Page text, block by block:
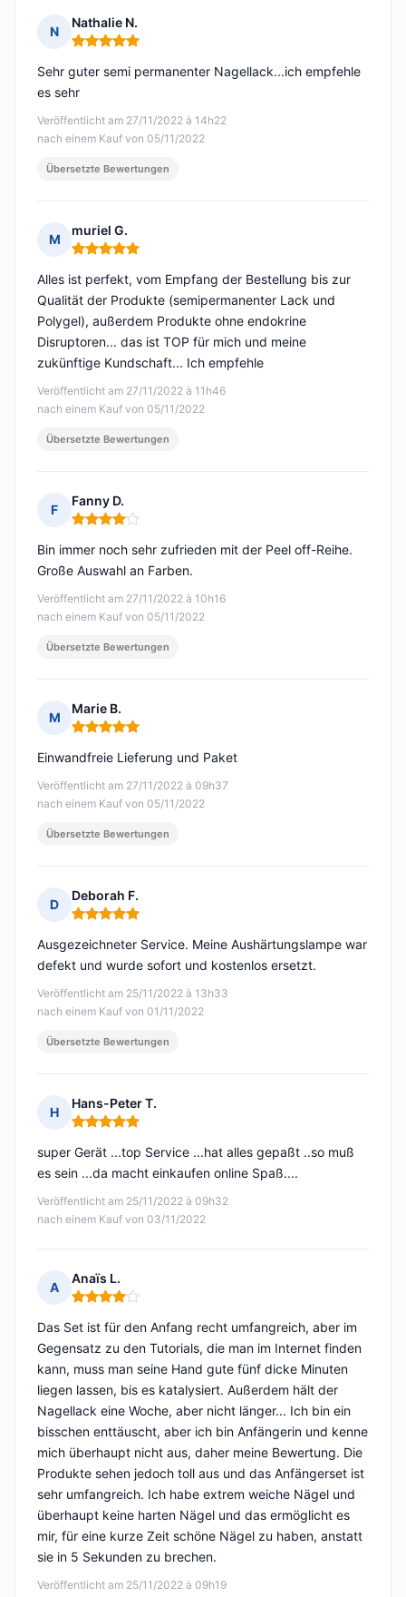
N
Nathalie N.
Hinweis: 5 von 5
Veröffentlicht am 27/11/2022 à 14h22
nach einem Kauf von 05/11/2022
Sehr guter semi permanenter Nagellack...ich empfehle
es sehr
Übersetzte Bewertungen
M
muriel G.
Hinweis: 5 von 5
Veröffentlicht am 27/11/2022 à 11h46
nach einem Kauf von 05/11/2022
Alles ist perfekt, vom Empfang der Bestellung bis zur
Qualität der Produkte (semipermanenter Lack und
Polygel), außerdem Produkte ohne endokrine
Disruptoren... das ist TOP für mich und meine
zukünftige Kundschaft... Ich empfehle
Übersetzte Bewertungen
F
Fanny D.
Hinweis: 4 von 5
Veröffentlicht am 27/11/2022 à 10h16
nach einem Kauf von 05/11/2022
Bin immer noch sehr zufrieden mit der Peel off-Reihe.
Große Auswahl an Farben.
Übersetzte Bewertungen
M
Marie B.
Hinweis: 5 von 5
Veröffentlicht am 27/11/2022 à 09h37
nach einem Kauf von 05/11/2022
Einwandfreie Lieferung und Paket
Übersetzte Bewertungen
D
Deborah F.
Hinweis: 5 von 5
Veröffentlicht am 25/11/2022 à 13h33
nach einem Kauf von 01/11/2022
Ausgezeichneter Service. Meine Aushärtungslampe war
defekt und wurde sofort und kostenlos ersetzt.
Übersetzte Bewertungen
H
Hans-Peter T.
Hinweis: 5 von 5
Veröffentlicht am 25/11/2022 à 09h32
nach einem Kauf von 03/11/2022
super Gerät ...top Service ...hat alles gepaßt ..so muß
es sein ...da macht einkaufen online Spaß....
A
Anaïs L.
Hinweis: 4 von 5
Veröffentlicht am 25/11/2022 à 09h19
Das Set ist für den Anfang recht umfangreich, aber im
Gegensatz zu den Tutorials, die man im Internet finden
kann, muss man seine Hand gute fünf dicke Minuten
liegen lassen, bis es katalysiert. Außerdem hält der
Nagellack eine Woche, aber nicht länger... Ich bin ein
bisschen enttäuscht, aber ich bin Anfängerin und kenne
mich überhaupt nicht aus, daher meine Bewertung. Die
Produkte sehen jedoch toll aus und das Anfängerset ist
sehr umfangreich. Ich habe extrem weiche Nägel und
überhaupt keine harten Nägel und das ermöglicht es
mir, für eine kurze Zeit schöne Nägel zu haben, anstatt
sie in 5 Sekunden zu brechen.